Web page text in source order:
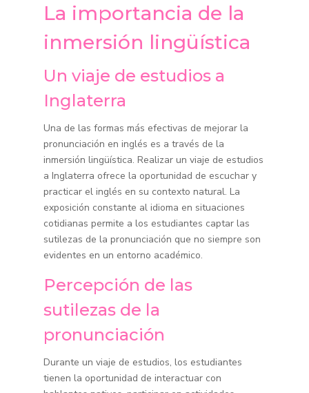
La importancia de la
inmersión lingüística
Un viaje de estudios a
Inglaterra
Una de las formas más efectivas de mejorar la
pronunciación en inglés es a través de la
inmersión lingüística. Realizar un viaje de estudios
a Inglaterra ofrece la oportunidad de escuchar y
practicar el inglés en su contexto natural. La
exposición constante al idioma en situaciones
cotidianas permite a los estudiantes captar las
sutilezas de la pronunciación que no siempre son
evidentes en un entorno académico.
Percepción de las
sutilezas de la
pronunciación
Durante un viaje de estudios, los estudiantes
tienen la oportunidad de interactuar con